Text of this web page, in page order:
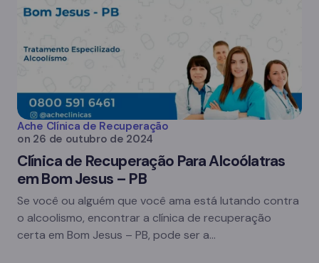
Ache Clínica de Recuperação
on 26 de outubro de 2024
Clínica de Recuperação Para Alcoólatras
em Bom Jesus – PB
Se você ou alguém que você ama está lutando contra
o alcoolismo, encontrar a clínica de recuperação
certa em Bom Jesus – PB, pode ser a…